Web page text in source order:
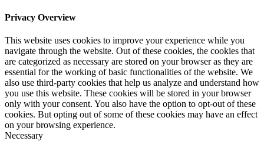
Privacy Overview
This website uses cookies to improve your experience while you
navigate through the website. Out of these cookies, the cookies that
are categorized as necessary are stored on your browser as they are
essential for the working of basic functionalities of the website. We
also use third-party cookies that help us analyze and understand how
you use this website. These cookies will be stored in your browser
only with your consent. You also have the option to opt-out of these
cookies. But opting out of some of these cookies may have an effect
on your browsing experience.
Necessary